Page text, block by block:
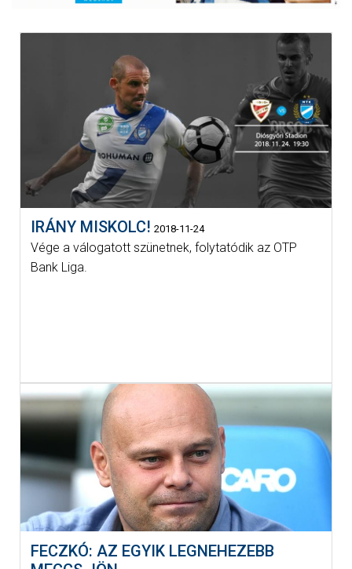
IRÁNY MISKOLC! 2018-11-24
Vége a válogatott szünetnek, folytatódik az OTP
Bank Liga.
FECZKÓ: AZ EGYIK LEGNEHEZEBB